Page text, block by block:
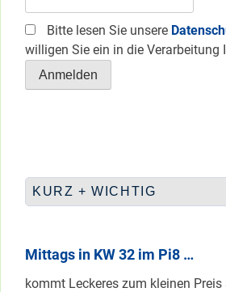
Bitte lesen Sie unsere
willigen Sie ein in die Verarbeitung
KURZ + WICHTIG
Mittags in KW 32 im Pi8 …
kommt Leckeres zum kleinen